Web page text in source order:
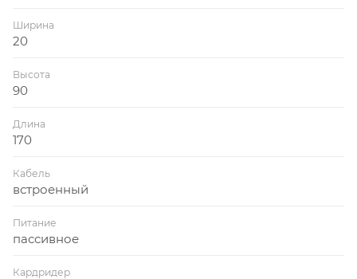
Ширина
20
Высота
90
Длина
170
Кабель
встроенный
Питание
пассивное
Кардридер